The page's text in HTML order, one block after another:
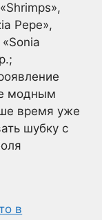
Pepe»,
модным
время уже
шубку с
в